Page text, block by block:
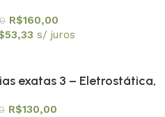
R$160,00
53,33 s/ juros
exatas 3 – Eletrostática,
R$130,00